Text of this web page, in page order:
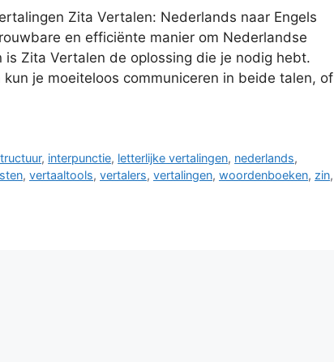
Zita Vertalen: Nederlands naar Engels
en efficiënte manier om Nederlandse
Zita Vertalen de oplossing die je nodig hebt.
je moeiteloos communiceren in beide talen, of
, interpunctie, letterlijke vertalingen, nederlands,
, vertaaltools, vertalers, vertalingen, woordenboeken, zin,